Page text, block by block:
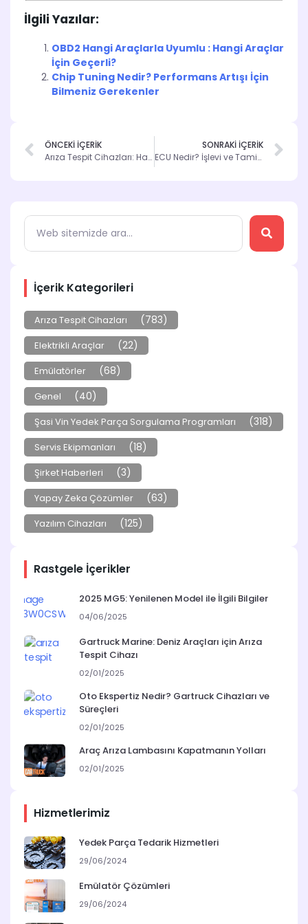
İçerik Kategorileri
Arıza Tespit Cihazları (783)
Elektrikli Araçlar (22)
Emülatörler (68)
Genel (40)
Şasi Vin Yedek Parça Sorgulama Programları (318)
Servis Ekipmanları (18)
Şirket Haberleri (3)
Yapay Zeka Çözümler (63)
Yazılım Cihazları (125)
Rastgele İçerikler
2025 MG5: Yenilenen Model ile İlgili Bilgiler
04/06/2025
Gartruck Marine: Deniz Araçları için Arıza
Tespit Cihazı
02/01/2025
Oto Ekspertiz Nedir? Gartruck Cihazları ve
Süreçleri
02/01/2025
Araç Arıza Lambasını Kapatmanın Yolları
02/01/2025
Hizmetlerimiz
Yedek Parça Tedarik Hizmetleri
29/06/2024
Emülatör Çözümleri
29/06/2024
İlgili Yazılar:
OBD2 Hangi Araçlarla Uyumlu : Hangi Araçlar
İçin Geçerli?
Chip Tuning Nedir? Performans Artışı İçin
Bilmeniz Gerekenler
ÖNCEKİ İÇERİK
Arıza Tespit Cihazları: Hangisi Daha İyi?
SONRAKİ İÇERİK
ECU Nedir? İşlevi ve Tamiri Hakkında Bilgi